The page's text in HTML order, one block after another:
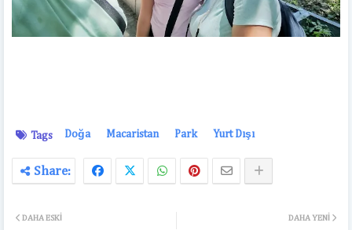
Tags Doğa Macaristan Park Yurt Dışı
DAHA YENI
DAHA ESKI